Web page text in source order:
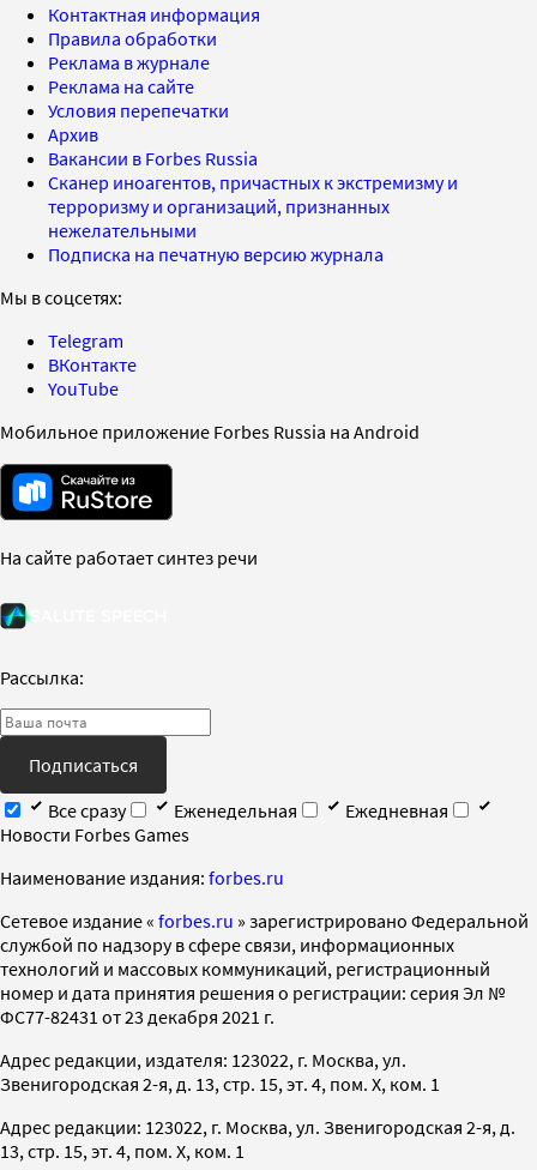
Контактная информация
Правила обработки
Реклама в журнале
Реклама на сайте
Условия перепечатки
Архив
Вакансии в Forbes Russia
Сканер иноагентов, причастных к экстремизму и
терроризму и организаций, признанных
нежелательными
Подписка на печатную версию журнала
Мы в соцсетях:
Telegram
ВКонтакте
YouTube
Мобильное приложение Forbes Russia на Android
На сайте работает синтез речи
Рассылка:
Подписаться
Все сразу
Еженедельная
Ежедневная
Новости Forbes Games
Наименование издания: forbes.ru
Cетевое издание « forbes.ru » зарегистрировано Федеральной
службой по надзору в сфере связи, информационных
технологий и массовых коммуникаций, регистрационный
номер и дата принятия решения о регистрации: серия Эл №
ФС77-82431 от 23 декабря 2021 г.
Адрес редакции, издателя: 123022, г. Москва, ул.
Звенигородская 2-я, д. 13, стр. 15, эт. 4, пом. X, ком. 1
Адрес редакции: 123022, г. Москва, ул. Звенигородская 2-я, д.
13, стр. 15, эт. 4, пом. X, ком. 1